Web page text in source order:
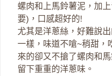
螺肉和上馬鈴薯泥，加
要)，口感超好的!
尤其是洋蔥絲，好難說
一樣，味道不嗆~稍甜，
來的卻又不搶了螺肉和
留下重重的洋蔥味。